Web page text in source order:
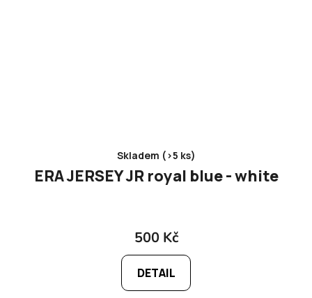
Skladem (>5 ks)
ERA JERSEY JR royal blue - white
500 Kč
DETAIL